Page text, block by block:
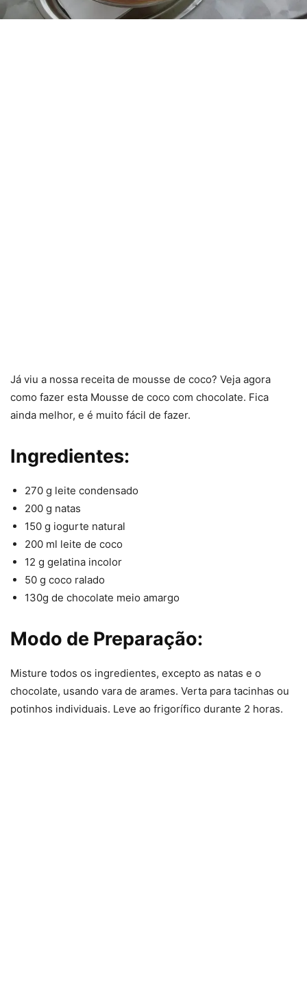
Já viu a nossa receita de mousse de coco? Veja agora
como fazer esta Mousse de coco com chocolate. Fica
ainda melhor, e é muito fácil de fazer.
Ingredientes:
270 g leite condensado
200 g natas
150 g iogurte natural
200 ml leite de coco
12 g gelatina incolor
50 g coco ralado
130g de chocolate meio amargo
Modo de Preparação:
Misture todos os ingredientes, excepto as natas e o
chocolate, usando vara de arames. Verta para tacinhas ou
potinhos individuais. Leve ao frigorífico durante 2 horas.